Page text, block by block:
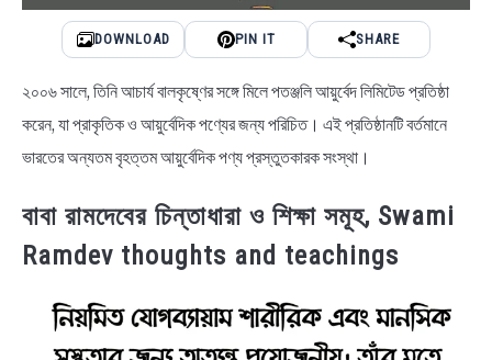
DOWNLOAD PIN IT SHARE
২০০৬ সালে, তিনি আচার্য বালকৃষ্ণের সঙ্গে মিলে পতঞ্জলি আয়ুর্বেদ লিমিটেড প্রতিষ্ঠা
করেন, যা প্রাকৃতিক ও আয়ুর্বেদিক পণ্যের জন্য পরিচিত। এই প্রতিষ্ঠানটি বর্তমানে
ভারতের অন্যতম বৃহত্তম আয়ুর্বেদিক পণ্য প্রস্তুতকারক সংস্থা।
বাবা রামদেবের চিন্তাধারা ও শিক্ষা সমূহ, Swami
Ramdev thoughts and teachings